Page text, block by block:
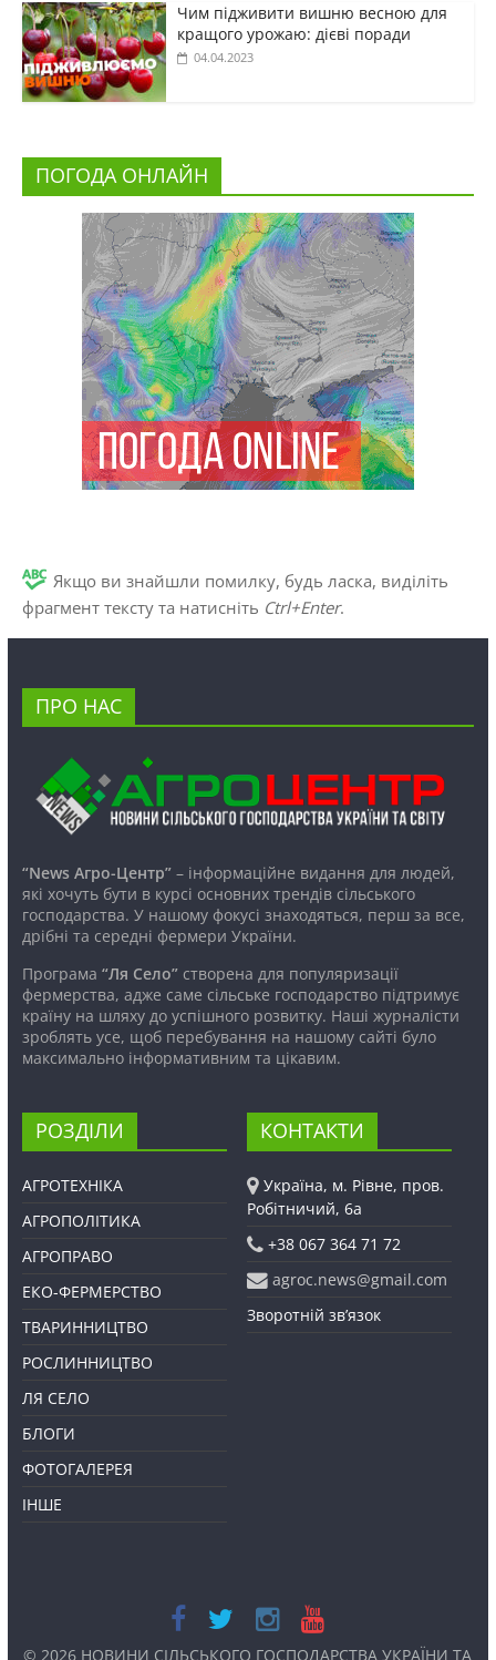
Чим підживити вишню весною для
кращого урожаю: дієві поради
04.04.2023
ПОГОДА ОНЛАЙН
Якщо ви знайшли помилку, будь ласка, виділіть
фрагмент тексту та натисніть Ctrl+Enter.
ПРО НАС
“News Агро-Центр”– інформаційне видання для людей,
які хочуть бути в курсі основних трендів сільського
господарства. У нашому фокусі знаходяться, перш за все,
дрібні та середні фермери України.
Програма “Ля Село”створена для популяризації
фермерства, адже саме сільське господарство підтримує
країну на шляху до успішного розвитку. Наші журналісти
зроблять усе, щоб перебування на нашому сайті було
максимально інформативним та цікавим.
РОЗДІЛИ
АГРОТЕХНІКА
АГРОПОЛІТИКА
АГРОПРАВО
ЕКО-ФЕРМЕРСТВО
ТВАРИННИЦТВО
РОСЛИННИЦТВО
ЛЯ СЕЛО
БЛОГИ
ФОТОГАЛЕРЕЯ
ІНШЕ
КОНТАКТИ
Україна, м. Рівне, пров.
Робітничий, 6а
+38 067 364 71 72
agroc.news@gmail.com
Зворотній зв’язок
© 2026 НОВИНИ СІЛЬСЬКОГО ГОСПОДАРСТВА УКРАЇНИ ТА